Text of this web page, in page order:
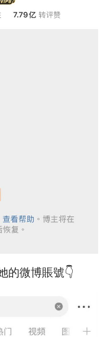
的微博賬號👇